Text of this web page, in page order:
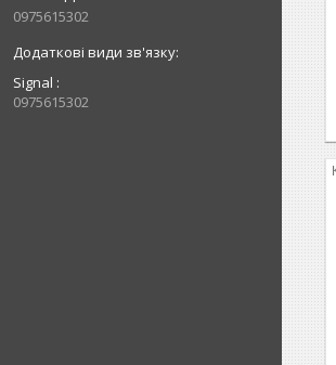
0975615302
Signal
0975615302